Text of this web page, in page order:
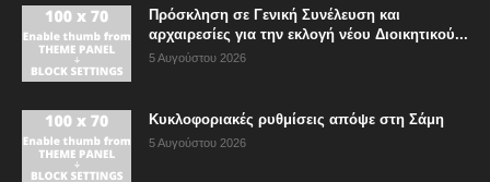
Πρόσκληση σε Γενική Συνέλευση και
αρχαιρεσίες για την εκλογή νέου Διοικητικού...
5 Αυγούστου 2026
Κυκλοφοριακές ρυθμίσεις απόψε στη Σάμη
5 Αυγούστου 2026